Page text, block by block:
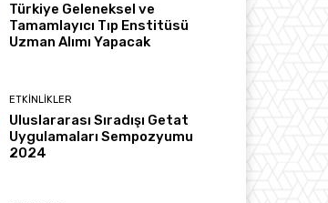
Türkiye Geleneksel ve
Tamamlayıcı Tıp Enstitüsü
Uzman Alımı Yapacak
ETKINLIKLER
Uluslararası Sıradışı Getat
Uygulamaları Sempozyumu
2024